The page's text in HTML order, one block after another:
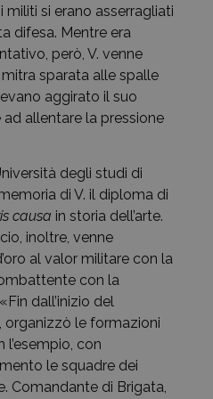
militi si erano asserragliati
difesa. Mentre era
però, V. venne
sparata alle spalle
aggirato il suo
allentare la pressione
degli studi di
di V. il diploma di
causa in storia dell’arte.
inoltre, venne
al valor militare con la
con la
dall’inizio del
le formazioni
con
le squadre dei
Comandante di Brigata,